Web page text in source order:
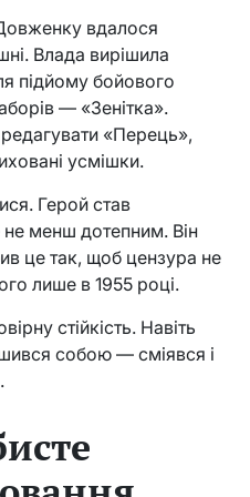
вдалося
Влада вирішила
підйому бойового
— «Зенітка».
«Перець»,
усмішки.
Герой став
менш дотепним. Він
це так, щоб цензура не
лише в 1955 році.
стійкість. Навіть
собою — сміявся і